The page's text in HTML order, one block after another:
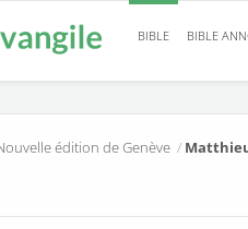
BIBLE BIBLE
édition de Genève /